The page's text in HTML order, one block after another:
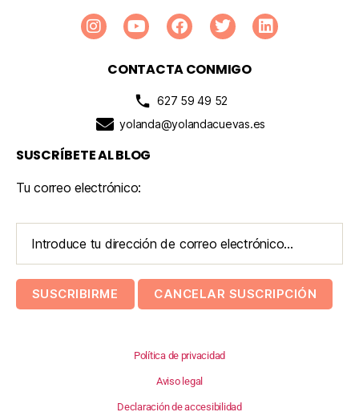
CONTACTA CONMIGO
627 59 49 52
yolanda@yolandacuevas.es
SUSCRÍBETE AL BLOG
Tu correo electrónico:
Política de privacidad
Aviso legal
Declaración de accesibilidad